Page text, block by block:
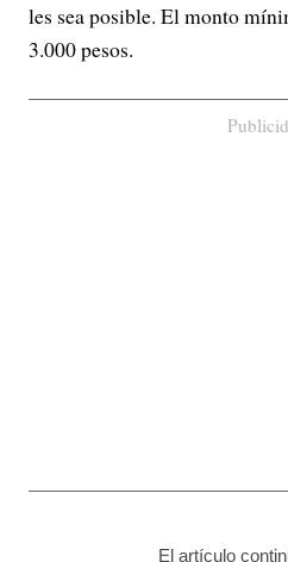
les sea posible. El monto
3.000 pesos.
El artículo